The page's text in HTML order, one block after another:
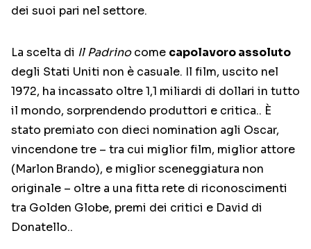
dei suoi pari nel settore.
La scelta di Il Padrinocome capolavoro assoluto
degli Stati Uniti non è casuale. Il film, uscito nel
1972, ha incassato oltre 1,1 miliardi di dollari in tutto
il mondo, sorprendendo produttori e critica.. È
stato premiato con dieci nomination agli Oscar,
vincendone tre – tra cui miglior film, miglior attore
(Marlon Brando), e miglior sceneggiatura non
originale – oltre a una fitta rete di riconoscimenti
tra Golden Globe, premi dei critici e David di
Donatello..